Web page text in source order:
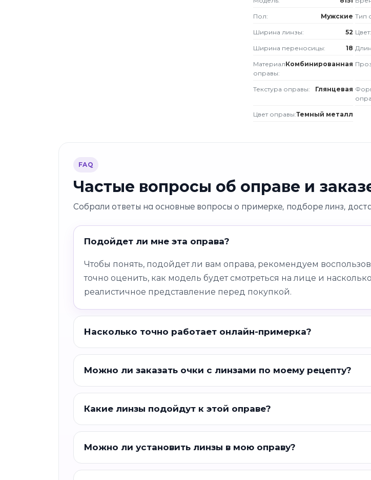
Пол: Мужские Тип
Ширина линзы: 52 Цвет:
Ширина переносицы: 18
Материал
оправы:
Комбинированная
Текстура оправы: Глянцевая
Цвет оправы:Темный металл
FAQ
Частые вопросы об оправе и
Собрали ответы на основные вопросы о примерке, подборе линз,
Подойдет ли мне эта оправа?
Чтобы понять, подойдет ли вам оправа, рекомендуем
точно оценить, как модель будет смотреться на лице и
реалистичное представление перед покупкой.
Насколько точно работает онлайн-примерка?
Можно ли заказать очки с линзами по моему рецепту?
Какие линзы подойдут к этой оправе?
Можно ли установить линзы в мою оправу?